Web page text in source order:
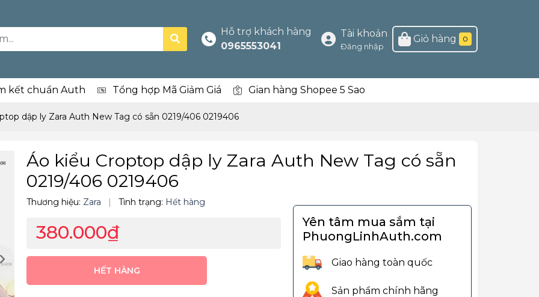
Hỗ trợ khách hàng
0965553041
Tài khoản
Đăng nhập
Giỏ hàng 0
kết chuẩn Auth Tổng hợp Mã Giảm Giá Gian hàng Shopee 5 Sao
dập ly Zara Auth New Tag có sẵn 0219/406 0219406
Áo kiểu Croptop dập ly Zara Auth New Tag có sẵn
0219/406 0219406
Thương hiệu: Zara | Tình trạng: Hết hàng
380.000₫
HẾT HÀNG
Yên tâm mua sắm tại
PhuongLinhAuth.com
Giao hàng toàn quốc
Sản phẩm chính hãng